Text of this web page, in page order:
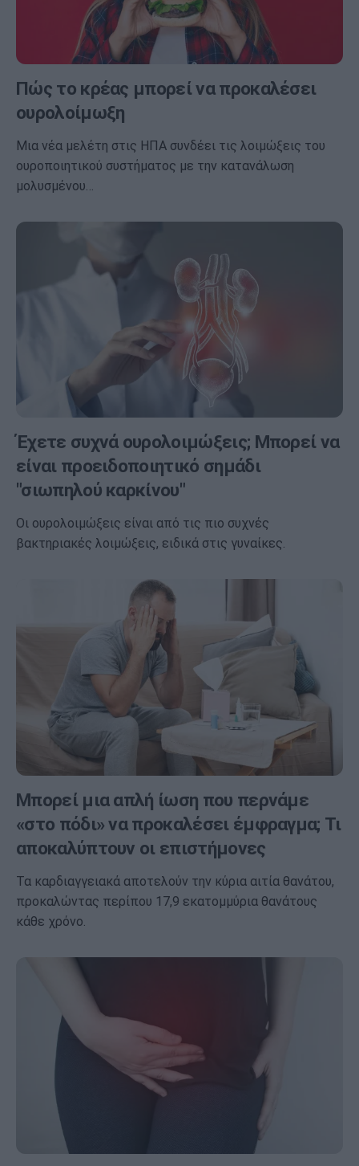
Πώς το κρέας μπορεί να προκαλέσει
ουρολοίμωξη
Μια νέα μελέτη στις ΗΠΑ συνδέει τις λοιμώξεις του
ουροποιητικού συστήματος με την κατανάλωση
μολυσμένου…
Έχετε συχνά ουρολοιμώξεις; Μπορεί να
είναι προειδοποιητικό σημάδι
"σιωπηλού καρκίνου"
Οι ουρολοιμώξεις είναι από τις πιο συχνές
βακτηριακές λοιμώξεις, ειδικά στις γυναίκες.
Μπορεί μια απλή ίωση που περνάμε
«στο πόδι» να προκαλέσει έμφραγμα; Τι
αποκαλύπτουν οι επιστήμονες
Τα καρδιαγγειακά αποτελούν την κύρια αιτία θανάτου,
προκαλώντας περίπου 17,9 εκατομμύρια θανάτους
κάθε χρόνο.